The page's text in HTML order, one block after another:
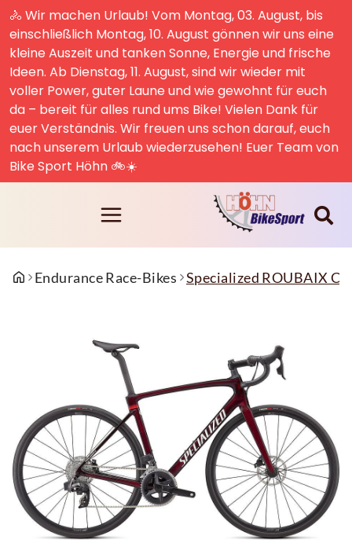
🚴 Wir machen Urlaub! Vom Montag, 03. August, bis
einschließlich Montag, 10. August gönnen wir uns eine
kleine Auszeit und tanken Sonne, Energie und frische
Ideen. Ab Dienstag, 11. August, sind wir wieder mit
voller Power, guter Laune und wie gewohnt für euch
da – bereit für alles rund ums Bike! Vielen Dank für
euer Verständnis. Wir freuen uns schon darauf, euch
nach unserem Urlaub wiederzusehen! Euer Team von
Bike Sport Höhn 🚲☀️
Endurance Race-Bikes Specialized ROUBAIX